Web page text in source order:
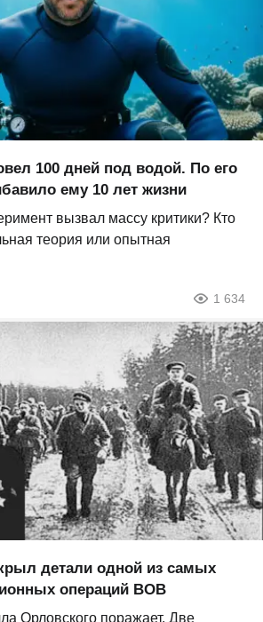
100 дней под водой. По его
ему 10 лет жизни
вызвал массу критики? Кто
теория или опытная
1 634
детали одной из самых
операций ВОВ
Орловского поражает. Две